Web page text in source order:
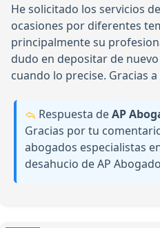
He solicitado los servicios
ocasiones por diferentes
principalmente su
dudo en depositar de
cuando lo precise. Gracias
Respuesta deAP
Gracias por tu
abogados especialistas
desahucio de AP